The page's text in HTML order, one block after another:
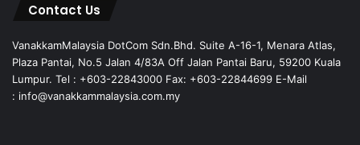
Contact Us
VanakkamMalaysia DotCom Sdn.Bhd. Suite A-16-1, Menara Atlas,
Plaza Pantai, No.5 Jalan 4/83A Off Jalan Pantai Baru, 59200 Kuala
Lumpur. Tel : +603-22843000 Fax: +603-22844699 E-Mail
: info@vanakkammalaysia.com.my